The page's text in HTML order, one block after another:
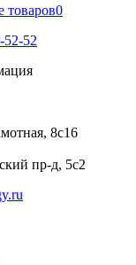
товаров0
52-52
8с16
пр-д, 5с2